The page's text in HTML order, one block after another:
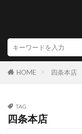
HOME 四条本店
TAG
四条本店